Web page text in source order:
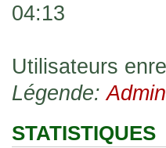
26 Déc 2023, 13:46
acheter une
02 Juin 2023, 14:17
par
20 , je trouve la
04:13
Utilisateurs
Légende:
STATISTIQUES